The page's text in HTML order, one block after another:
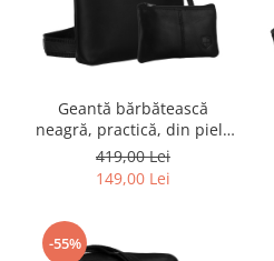
Geantă bărbătească
neagră, practică, din piele
naturală, cu buzunare
exterioare și husă inclusă -
Peterson PTR-PTN 19004E-
419,00 Lei
149,00 Lei
-55%